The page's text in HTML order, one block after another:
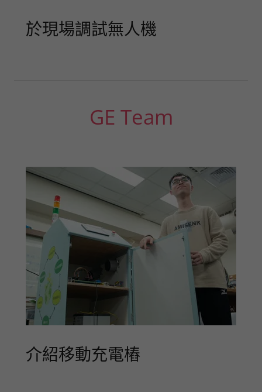
於現場調試無人機
GE Team
介紹移動充電樁